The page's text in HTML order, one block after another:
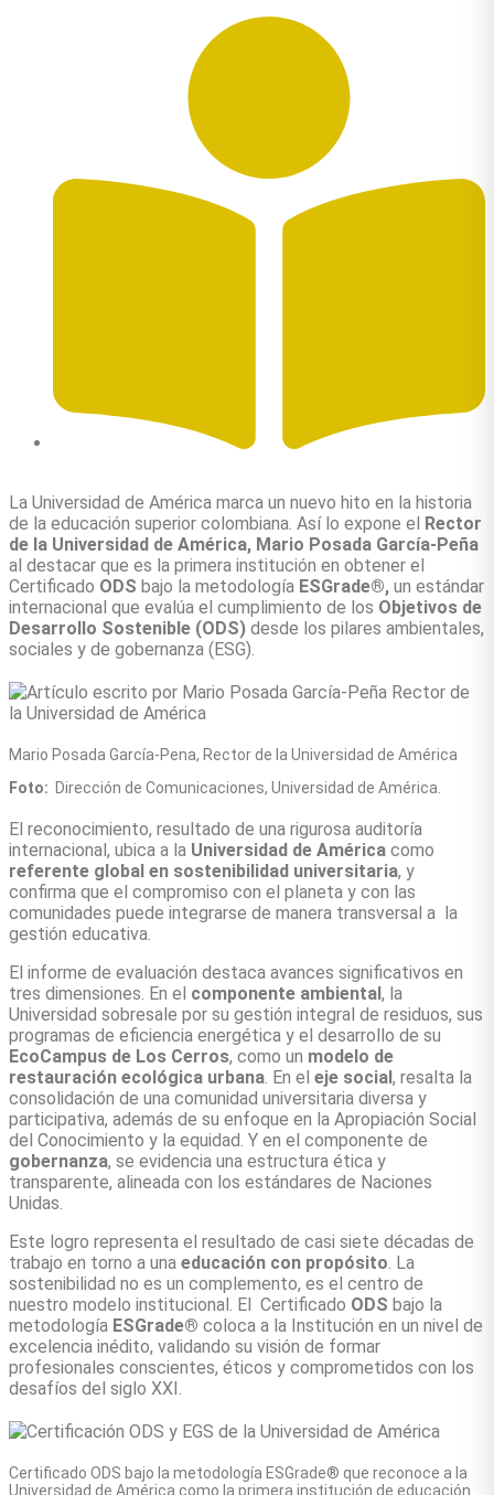
La Universidad de América marca un nuevo hito en la historia
de la educación superior colombiana. Así lo expone el Rector
de la Universidad de América, Mario Posada García-Peña
al destacar que es la primera institución en obtener el
Certificado ODS bajo la metodología ESGrade®, un estándar
internacional que evalúa el cumplimiento de los Objetivos de
Desarrollo Sostenible (ODS) desde los pilares ambientales,
sociales y de gobernanza (ESG).
Mario Posada García-Pena, Rector de la Universidad de América
Foto: Dirección de Comunicaciones, Universidad de América.
El reconocimiento, resultado de una rigurosa auditoría
internacional, ubica a la Universidad de América como
referente global en sostenibilidad universitaria, y
confirma que el compromiso con el planeta y con las
comunidades puede integrarse de manera transversal a la
gestión educativa.
El informe de evaluación destaca avances significativos en
tres dimensiones. En el componente ambiental, la
Universidad sobresale por su gestión integral de residuos, sus
programas de eficiencia energética y el desarrollo de su
EcoCampus de Los Cerros, como un modelo de
restauración ecológica urbana. En el eje social, resalta la
consolidación de una comunidad universitaria diversa y
participativa, además de su enfoque en la Apropiación Social
del Conocimiento y la equidad. Y en el componente de
gobernanza, se evidencia una estructura ética y
transparente, alineada con los estándares de Naciones
Unidas.
Este logro representa el resultado de casi siete décadas de
trabajo en torno a una educación con propósito. La
sostenibilidad no es un complemento, es el centro de
nuestro modelo institucional. El Certificado ODS bajo la
metodología ESGrade® coloca a la Institución en un nivel de
excelencia inédito, validando su visión de formar
profesionales conscientes, éticos y comprometidos con los
desafíos del siglo XXI.
Certificado ODS bajo la metodología ESGrade® que reconoce a la
Universidad de América como la primera institución de educación